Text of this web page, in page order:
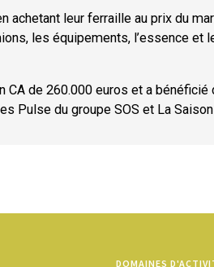
achetant leur ferraille au prix du
les équipements, l’essence et
CA de 260.000 euros et a
Pulse du groupe SOS et La
DOMAINES